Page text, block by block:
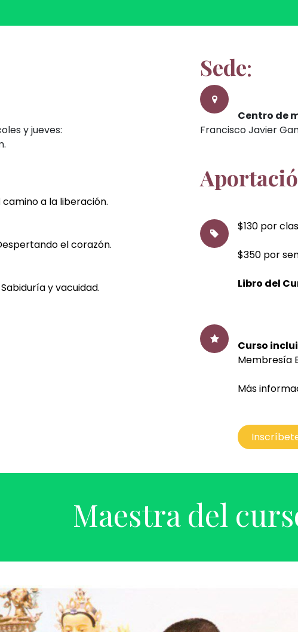
y jueves:
camino a la liberación.
el corazón.
Sabiduría y vacuidad.
Sede:
Centro de
Francisco Javier
$130 por
$350 por
Libro del
Curso
Membresía
Más
Maestra del